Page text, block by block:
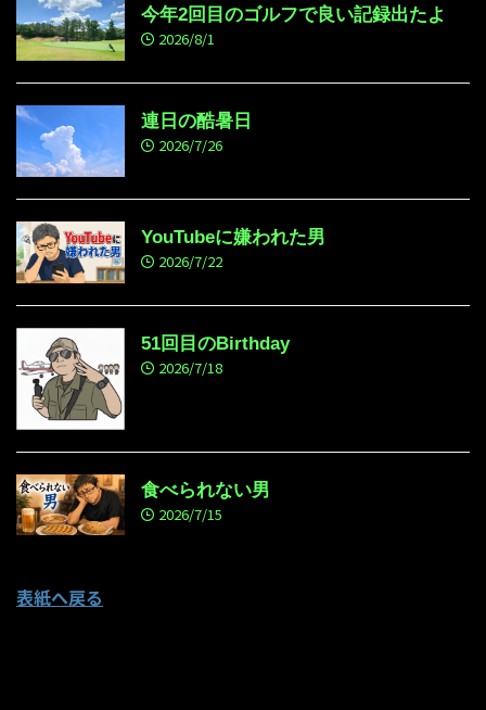
今年2回目のゴルフで良い記録出たよ
2026/8/1
連日の酷暑日
2026/7/26
YouTubeに嫌われた男
2026/7/22
51回目のBirthday
2026/7/18
食べられない男
2026/7/15
表紙へ戻る